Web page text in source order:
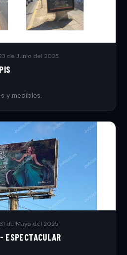
de Junio del 2025
y medibles.
de Mayo del 2025
ESPECTACULAR